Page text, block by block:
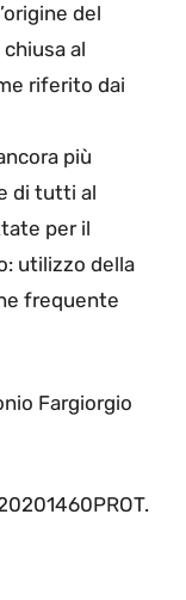
del
al
riferito dai
più
di tutti al
per il
utilizzo della
frequente
Fargiorgio